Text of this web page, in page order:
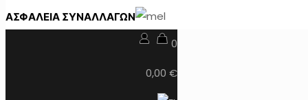
ΑΣΦΑΛΕΙΑ ΣΥΝΑΛΛΑΓΩΝ
0
0,00 €